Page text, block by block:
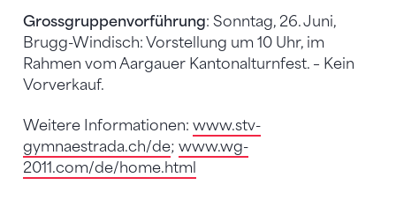
Grossgruppenvorführung: Sonntag, 26. Juni,
Brugg-Windisch: Vorstellung um 10 Uhr, im
Rahmen vom Aargauer Kantonalturnfest. – Kein
Vorverkauf.
Weitere Informationen: www.stv-
gymnaestrada.ch/de; www.wg-
2011.com/de/home.html